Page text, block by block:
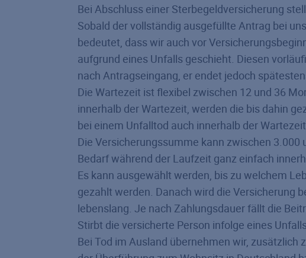
Bei Abschluss einer Sterbegeld­versicherung
Sobald der vollständig ausgefüllte Antrag bei
bedeutet, dass wir auch vor
aufgrund eines Unfalls geschieht. Diesen
nach Antragseingang, er endet jedoch
Die Wartezeit ist flexibel zwischen 12 und 36
innerhalb der Wartezeit, werden die bis dahin
bei einem Unfalltod auch innerhalb der
Die Versicherungssumme kann zwischen
Bedarf während der Laufzeit ganz einfach
Es kann ausgewählt werden, bis zu welchem
gezahlt werden. Danach wird die Versicherung
lebenslang. Je nach Zahlungsdauer fällt die
Stirbt die versicherte Person infolge eines
Bei Tod im Ausland übernehmen wir,